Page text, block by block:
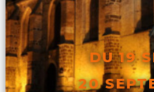
DU 19
20